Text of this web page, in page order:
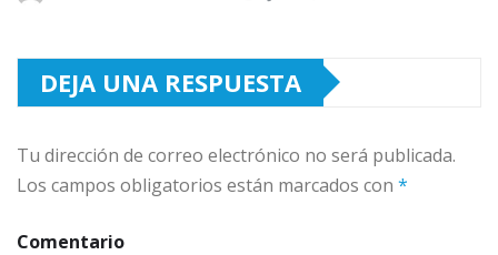
DEJA UNA RESPUESTA
Tu dirección de correo electrónico no será publicada.
Los campos obligatorios están marcados con *
Comentario